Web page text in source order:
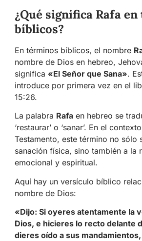
¿Qué significa Rafa
bíblicos?
En términos bíblicos, el nombre
nombre de Dios en hebreo,
significa «El Señor que Sana».
introduce por primera vez en el
15:26.
La palabra Rafa en hebreo se
‘restaurar’ o ‘sanar’. En el
Testamento, este término no sólo
sanación física, sino también a la
emocional y espiritual.
Aquí hay un versículo bíblico
nombre de Dios:
«Dijo: Si oyeres atentamente la
Dios, e hicieres lo recto delante
dieres oído a sus